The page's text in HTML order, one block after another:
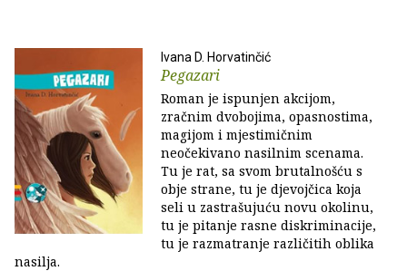
Ivana D. Horvatinčić
Pegazari
Roman je ispunjen akcijom,
zračnim dvobojima, opasnostima,
magijom i mjestimičnim
neočekivano nasilnim scenama.
Tu je rat, sa svom brutalnošću s
obje strane, tu je djevojčica koja
seli u zastrašujuću novu okolinu,
tu je pitanje rasne diskriminacije,
tu je razmatranje različitih oblika
nasilja.